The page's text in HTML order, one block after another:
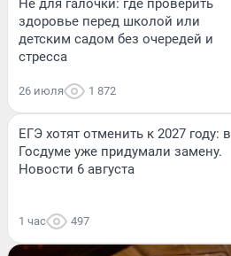
Не для галочки: где проверить
здоровье перед школой или
детским садом без очередей и
стресса
26 июля 1 872
ЕГЭ хотят отменить к 2027 году: в
Госдуме уже придумали замену.
Новости 6 августа
1 час 497